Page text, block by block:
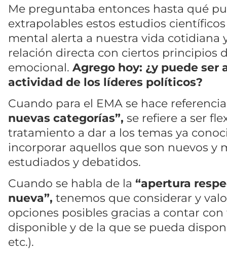
Me preguntaba entonces hasta qué
extrapolables estos estudios
mental alerta a nuestra vida cotidiana
relación directa con ciertos principios
emocional. Agrego hoy: ¿y puede ser
actividad de los líderes políticos?
Cuando para el EMA se hace
nuevas categorías”, se refiere a ser
tratamiento a dar a los temas ya
incorporar aquellos que son nuevos y
estudiados y debatidos.
Cuando se habla de la “apertura
nueva”, tenemos que considerar y
opciones posibles gracias a contar
disponible y de la que se pueda
etc.).